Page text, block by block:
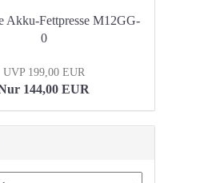
Akku-Fettpresse M12GG-
0
UVP 199,00 EUR
144,00 EUR